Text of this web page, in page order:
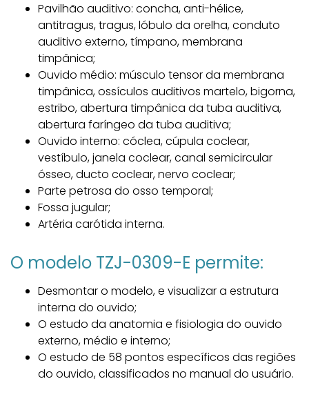
Pavilhão auditivo: concha, anti-hélice,
antitragus, tragus, lóbulo da orelha, conduto
auditivo externo, tímpano, membrana
timpânica;
Ouvido médio: músculo tensor da membrana
timpânica, ossículos auditivos martelo, bigorna,
estribo, abertura timpânica da tuba auditiva,
abertura faríngeo da tuba auditiva;
Ouvido interno: cóclea, cúpula coclear,
vestíbulo, janela coclear, canal semicircular
ósseo, ducto coclear, nervo coclear;
Parte petrosa do osso temporal;
Fossa jugular;
Artéria carótida interna.
O modelo TZJ-0309-E permite:
Desmontar o modelo, e visualizar a estrutura
interna do ouvido;
O estudo da anatomia e fisiologia do ouvido
externo, médio e interno;
O estudo de 58 pontos específicos das regiões
do ouvido, classificados no manual do usuário.